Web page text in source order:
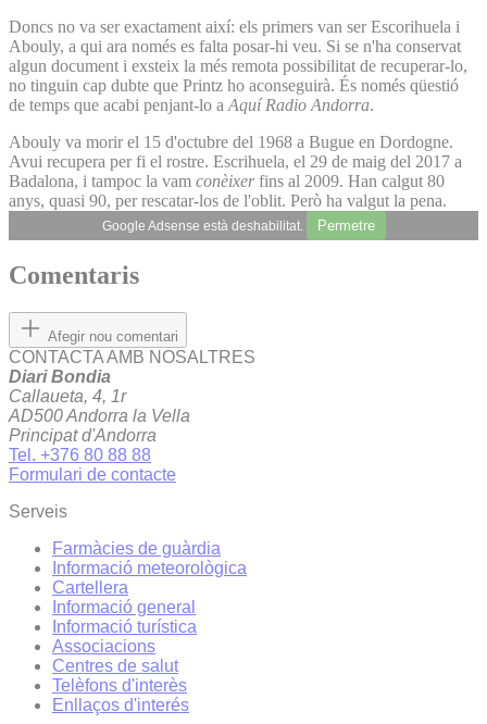
Doncs no va ser exactament així: els primers van ser Escorihuela i
Abouly, a qui ara només es falta posar-hi veu. Si se n'ha conservat
algun document i exsteix la més remota possibilitat de recuperar-lo,
no tinguin cap dubte que Printz ho aconseguirà. És només qüestió
de temps que acabi penjant-lo a Aquí Radio Andorra.
Abouly va morir el 15 d'octubre del 1968 a Bugue en Dordogne.
Avui recupera per fi el rostre. Escrihuela, el 29 de maig del 2017 a
Badalona, i tampoc la vam conèixerfins al 2009. Han calgut 80
anys, quasi 90, per rescatar-los de l'oblit. Però ha valgut la pena.
Google Adsense està deshabilitat. Permetre
Comentaris
Afegir nou comentari
CONTACTA AMB NOSALTRES
Diari Bondia
Callaueta, 4, 1r
AD500 Andorra la Vella
Principat d'Andorra
Tel. +376 80 88 88
Formulari de contacte
Serveis
Farmàcies de guàrdia
Informació meteorològica
Cartellera
Informació general
Informació turística
Associacions
Centres de salut
Telèfons d'interès
Enllaços d'interés